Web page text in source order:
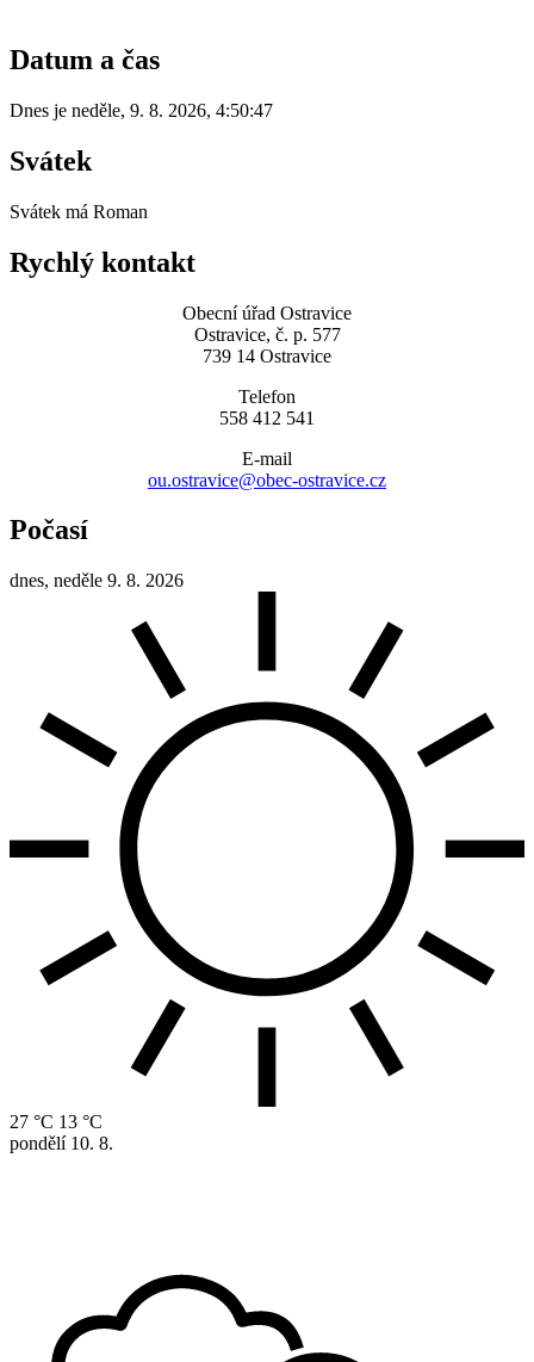
Datum a čas
Dnes je neděle, 9. 8. 2026, 4:50:47
Svátek
Svátek má Roman
Rychlý kontakt
Obecní úřad Ostravice
Ostravice, č. p. 577
739 14 Ostravice
Telefon
558 412 541
E-mail
ou.ostravice@obec-ostravice.cz
Počasí
dnes, neděle 9. 8. 2026
27 °C 13 °C
pondělí 10. 8.